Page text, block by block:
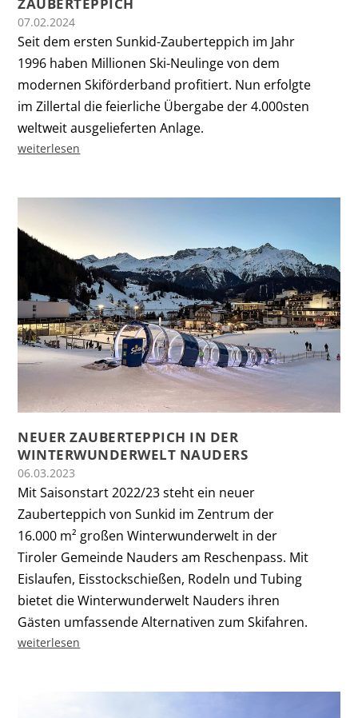
ZAUBERTEPPICH
07.02.2024
Seit dem ersten Sunkid-Zauberteppich im Jahr
1996 haben Millionen Ski-Neulinge von dem
modernen Skiförderband profitiert. Nun erfolgte
im Zillertal die feierliche Übergabe der 4.000sten
weltweit ausgelieferten Anlage.
weiterlesen
NEUER ZAUBERTEPPICH IN DER
WINTERWUNDERWELT NAUDERS
06.03.2023
Mit Saisonstart 2022/23 steht ein neuer
Zauberteppich von Sunkid im Zentrum der
16.000 m² großen Winterwunderwelt in der
Tiroler Gemeinde Nauders am Reschenpass. Mit
Eislaufen, Eisstockschießen, Rodeln und Tubing
bietet die Winterwunderwelt Nauders ihren
Gästen umfassende Alternativen zum Skifahren.
weiterlesen